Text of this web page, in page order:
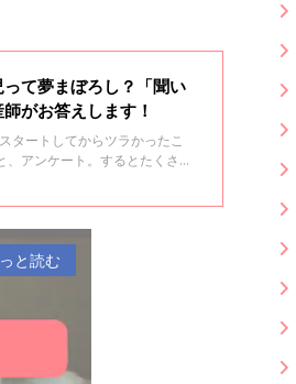
て夢まぼろし？「聞い
がお答えします！
タートしてからツラかったこ
アンケート。するとたくさん
と読む